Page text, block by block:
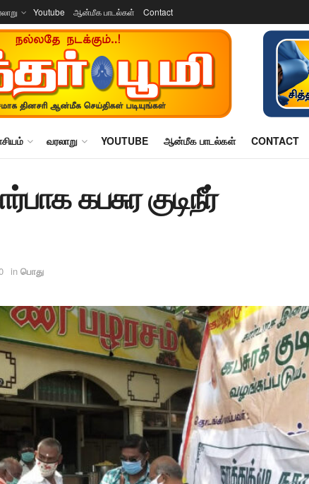
Youtube ஆன்மீக பாடல்கள் Contact
வரலாறு YOUTUBE ஆன்மீக பாடல்கள் CONTACT
கபசுர குடிநீர்
in பொது